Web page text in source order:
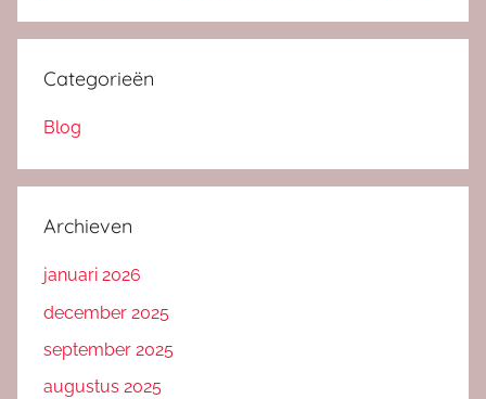
Categorieën
Blog
Archieven
januari 2026
december 2025
september 2025
augustus 2025